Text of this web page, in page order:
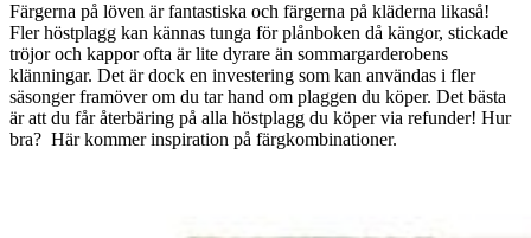
Färgerna på löven är fantastiska och färgerna på kläderna likaså!
Fler höstplagg kan kännas tunga för plånboken då kängor, stickade
tröjor och kappor ofta är lite dyrare än sommargarderobens
klänningar. Det är dock en investering som kan användas i fler
säsonger framöver om du tar hand om plaggen du köper. Det bästa
är att du får återbäring på alla höstplagg du köper via refunder! Hur
bra? Här kommer inspiration på färgkombinationer.